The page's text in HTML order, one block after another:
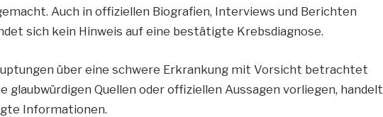
Auch in offiziellen Biografien, Interviews und Berichten
sich kein Hinweis auf eine bestätigte Krebsdiagnose.
über eine schwere Erkrankung mit Vorsicht betrachtet
glaubwürdigen Quellen oder offiziellen Aussagen vorliegen, handelt
Informationen.